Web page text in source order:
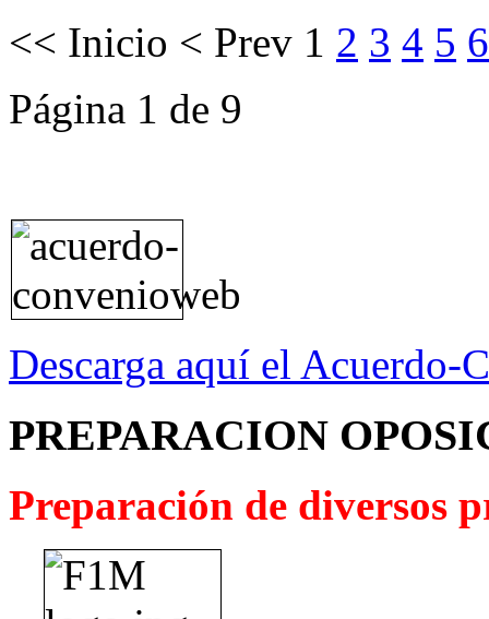
<< Inicio < Prev 1 2 3 4 5 6
Página 1 de 9
Descarga aquí el Acuerdo-
PREPARACION
Preparación de diversos